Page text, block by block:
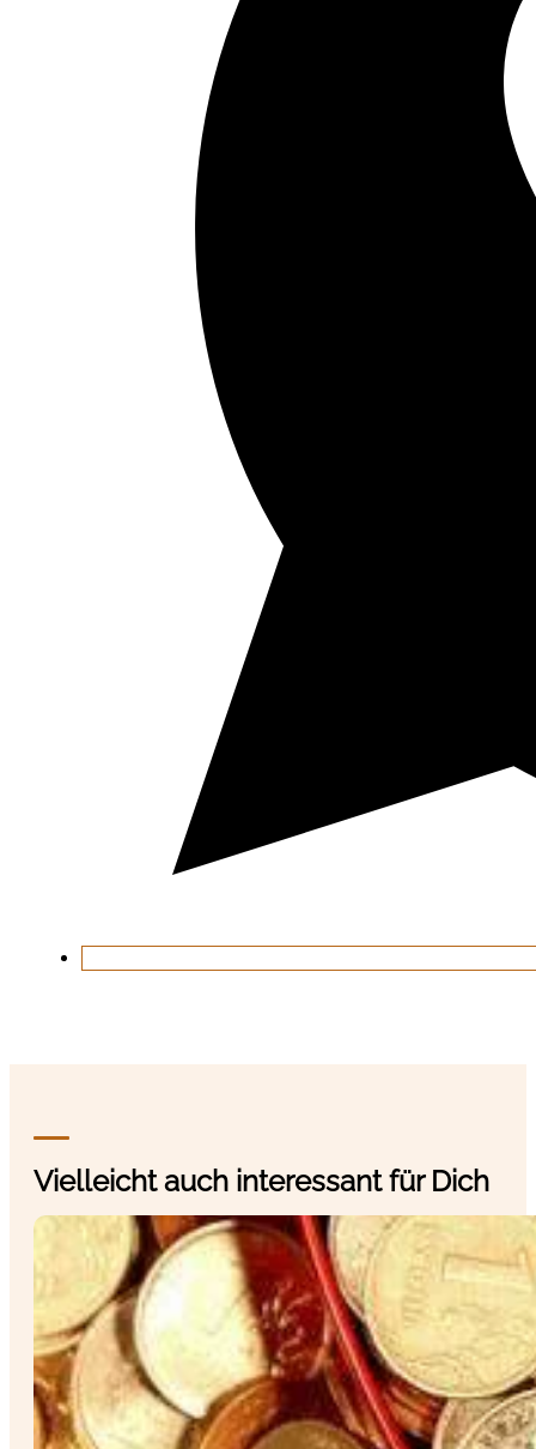
Vielleicht auch interessant für Dich